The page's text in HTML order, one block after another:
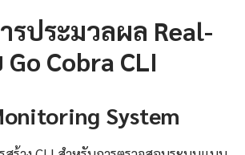
รประมวลผล Real-
Cobra CLI
System